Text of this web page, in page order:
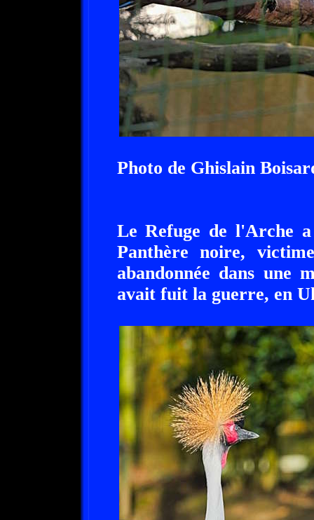
Photo de Ghislain
Le Refuge de l'Arche
Panthère noire,
abandonnée dans une
avait fuit la guerre, en